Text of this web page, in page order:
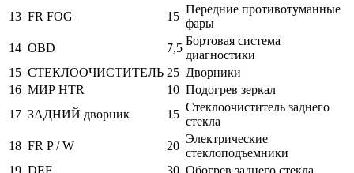
13 FR FOG 15
Передние противотуманные
фары
14 OBD 7,5
Бортовая система
диагностики
15 СТЕКЛООЧИСТИТЕЛЬ 25 Дворники
16 МИР HTR 10 Подогрев зеркал
17 ЗАДНИЙ дворник 15
Стеклоочиститель заднего
стекла
18 FR P / W 20
Электрические
стеклоподъемники